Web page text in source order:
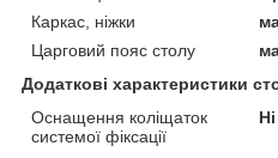
Каркас, ніжки
Царговий пояс столу
Додаткові характеристики
Оснащення коліщаток
системої фіксації
Ні